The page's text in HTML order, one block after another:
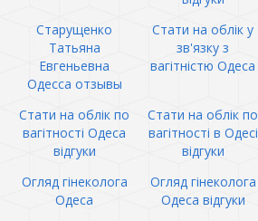
Старущенко
Татьяна
Евгеньевна
Одесса отзывы
Стати на облік у
зв'язку з
вагітністю Одеса
Стати на облік по
вагітності Одеса
відгуки
Стати на облік по
вагітності в Одесі
відгуки
Огляд гінеколога
Одеса
Огляд гінеколога
Одеса відгуки